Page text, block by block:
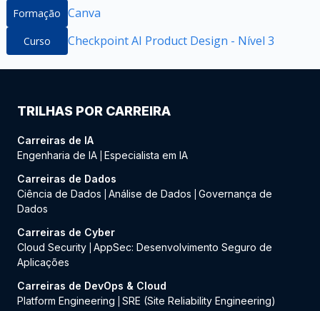
Formação Canva
Curso Checkpoint AI Product Design - Nível 3
TRILHAS POR CARREIRA
Carreiras de IA
Engenharia de IA Especialista em IA
Carreiras de Dados
Ciência de Dados
Análise de Dados
Governança de
Dados
Carreiras de Cyber
Cloud Security AppSec: Desenvolvimento Seguro de
Aplicações
Carreiras de DevOps & Cloud
Platform Engineering
SRE (Site Reliability Engineering)